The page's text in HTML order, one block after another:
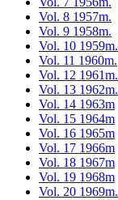
Vol. 8 1957m.
Vol. 9 1958m.
Vol. 10 1959m.
Vol. 11 1960m.
Vol. 12 1961m.
Vol. 13 1962m.
Vol. 14 1963m
Vol. 15 1964m
Vol. 16 1965m
Vol. 17 1966m
Vol. 18 1967m
Vol. 19 1968m
Vol. 20 1969m.